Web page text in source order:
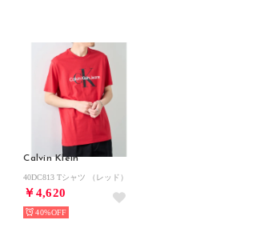
Calvin Klein
40DC813 Tシャツ （レッド）
￥4,620
40%